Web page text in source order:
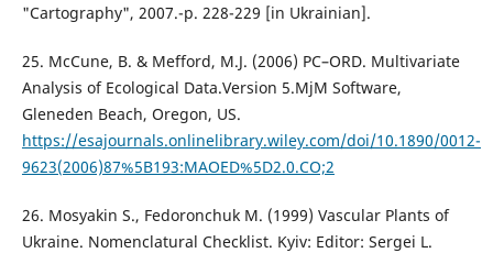
"Cartography", 2007.-p. 228-229 [in Ukrainian].
25. McCune, B. & Mefford, M.J. (2006) PC–ORD. Multivariate
Analysis of Ecological Data.Version 5.MjM Software,
Gleneden Beach, Oregon, US.
https://esajournals.onlinelibrary.wiley.com/doi/10.1890/0012-
9623(2006)87%5B193:MAOED%5D2.0.CO;2
26. Mosyakin S., Fedoronchuk M. (1999) Vascular Plants of
Ukraine. Nomenclatural Checklist. Kyiv: Editor: Sergei L.